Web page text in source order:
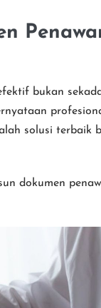
bukan
solusi terbaik
dokumen